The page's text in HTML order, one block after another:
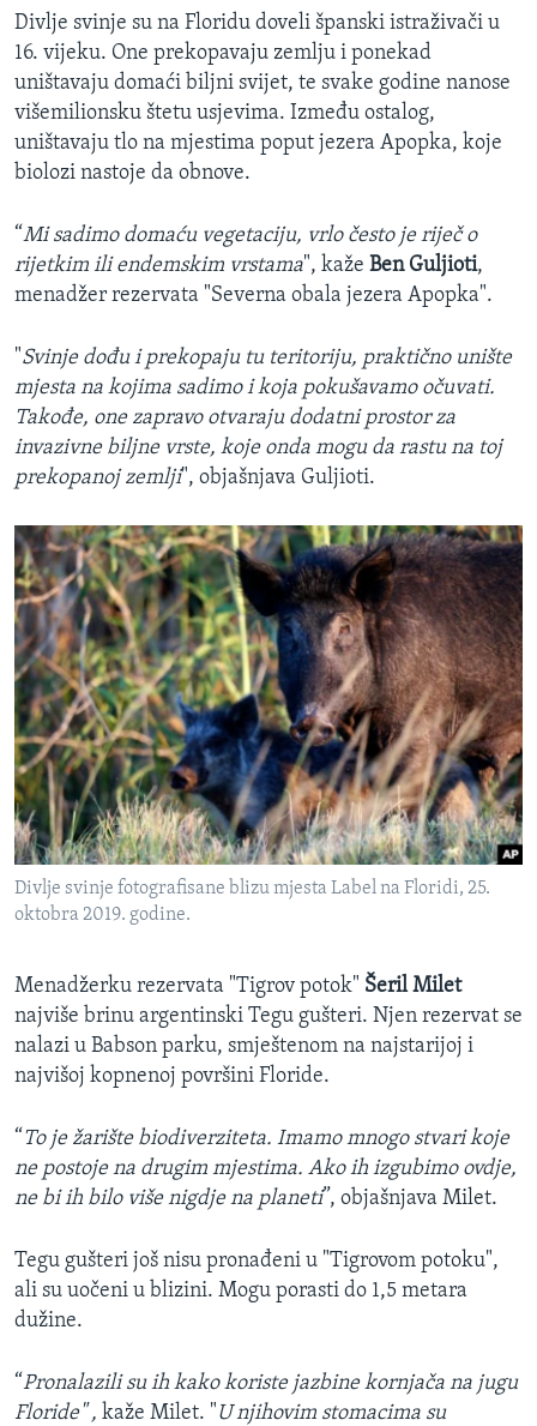
Divlje svinje su na Floridu doveli španski istraživači u
16. vijeku. One prekopavaju zemlju i ponekad
uništavaju domaći biljni svijet, te svake godine nanose
višemilionsku štetu usjevima. Između ostalog,
uništavaju tlo na mjestima poput jezera Apopka, koje
biolozi nastoje da obnove.
“Mi sadimo domaću vegetaciju, vrlo često je riječ o
rijetkim ili endemskim vrstama", kaže Ben Guljioti,
menadžer rezervata "Severna obala jezera Apopka".
"Svinje dođu i prekopaju tu teritoriju, praktično unište
mjesta na kojima sadimo i koja pokušavamo očuvati.
Takođe, one zapravo otvaraju dodatni prostor za
invazivne biljne vrste, koje onda mogu da rastu na toj
prekopanoj zemlji", objašnjava Guljioti.
Divlje svinje fotografisane blizu mjesta Label na Floridi, 25.
oktobra 2019. godine.
Menadžerku rezervata "Tigrov potok" Šeril Milet
najviše brinu argentinski Tegu gušteri. Njen rezervat se
nalazi u Babson parku, smještenom na najstarijoj i
najvišoj kopnenoj površini Floride.
“To je žarište biodiverziteta. Imamo mnogo stvari koje
ne postoje na drugim mjestima. Ako ih izgubimo ovdje,
ne bi ih bilo više nigdje na planeti”, objašnjava Milet.
Tegu gušteri još nisu pronađeni u "Tigrovom potoku",
ali su uočeni u blizini. Mogu porasti do 1,5 metara
dužine.
“Pronalazili su ih kako koriste jazbine kornjača na jugu
Floride" , kaže Milet. "U njihovim stomacima su